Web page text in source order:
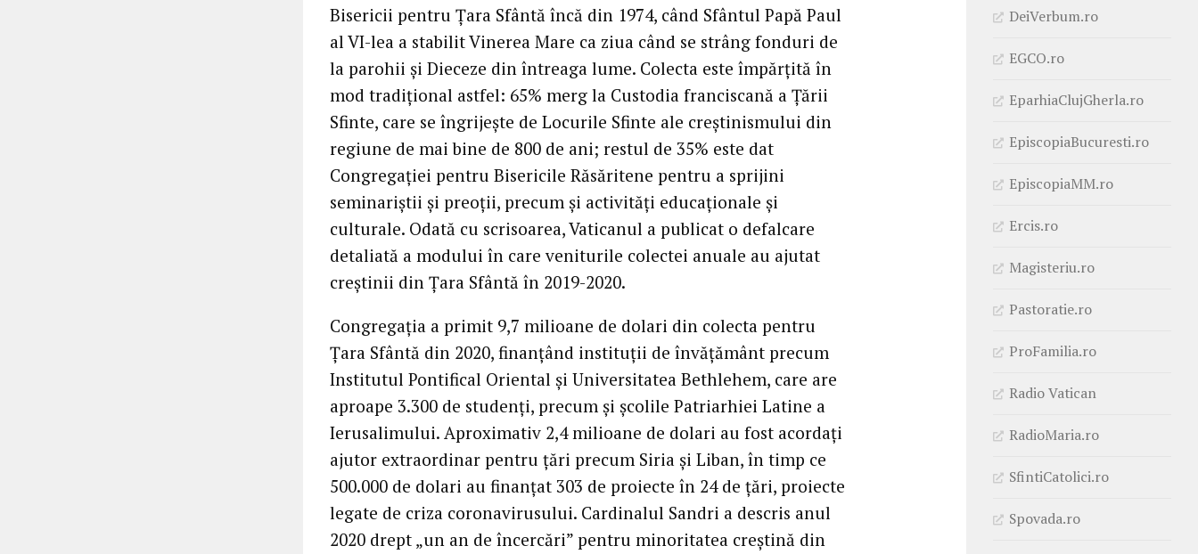
Bisericii pentru Țara Sfântă încă din 1974, când Sfântul Papă Paul
al VI-lea a stabilit Vinerea Mare ca ziua când se strâng fonduri de
la parohii și Dieceze din întreaga lume. Colecta este împărțită în
mod tradițional astfel: 65% merg la Custodia franciscană a Țării
Sfinte, care se îngrijește de Locurile Sfinte ale creștinismului din
regiune de mai bine de 800 de ani; restul de 35% este dat
Congregației pentru Bisericile Răsăritene pentru a sprijini
seminariștii și preoții, precum și activități educaționale și
culturale. Odată cu scrisoarea, Vaticanul a publicat o defalcare
detaliată a modului în care veniturile colectei anuale au ajutat
creștinii din Țara Sfântă în 2019-2020.
Congregația a primit 9,7 milioane de dolari din colecta pentru
Țara Sfântă din 2020, finanțând instituții de învățământ precum
Institutul Pontifical Oriental și Universitatea Bethlehem, care are
aproape 3.300 de studenți, precum și școlile Patriarhiei Latine a
Ierusalimului. Aproximativ 2,4 milioane de dolari au fost acordați
ajutor extraordinar pentru țări precum Siria și Liban, în timp ce
500.000 de dolari au finanțat 303 de proiecte în 24 de țări, proiecte
legate de criza coronavirusului. Cardinalul Sandri a descris anul
2020 drept „un an de încercări” pentru minoritatea creștină din
DeiVerbum.ro
EGCO.ro
EparhiaClujGherla.ro
EpiscopiaBucuresti.ro
EpiscopiaMM.ro
Ercis.ro
Magisteriu.ro
Pastoratie.ro
ProFamilia.ro
Radio Vatican
RadioMaria.ro
SfintiCatolici.ro
Spovada.ro